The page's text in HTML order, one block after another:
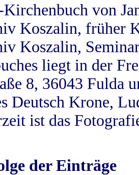
von
Koszalin, früher
Koszalin,
liegt in der
8, 36043 Fulda
Deutsch Krone,
ist das
der Einträge